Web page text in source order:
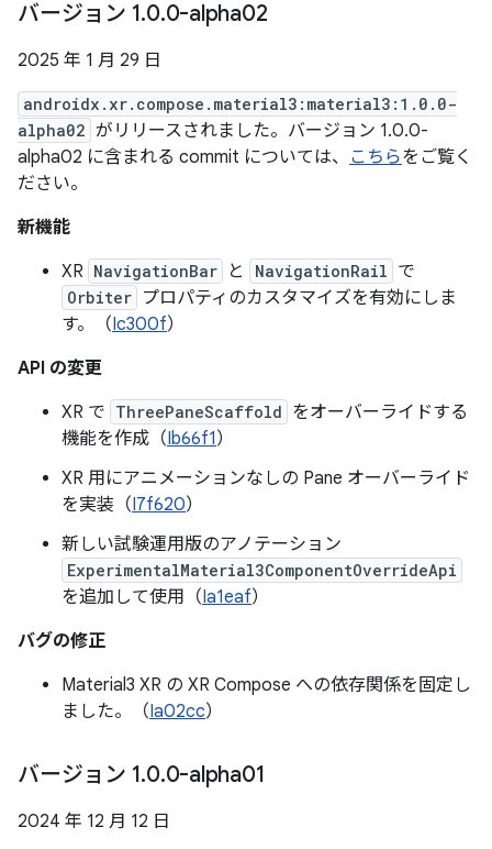
バージョン 1.0.0-alpha02
2025 年 1 月 29 日
androidx.xr.compose.material3:material3:1.0.0-
alpha02 がリリースされました。バージョン 1.0.0-
alpha02 に含まれる commit については、 こちらをご覧く
ださい。
新機能
XR NavigationBar と NavigationRail で
Orbiter プロパティのカスタマイズを有効にしま
す。（Ic300f）
API の変更
XR で ThreePaneScaffold をオーバーライドする
機能を作成（Ib66f1）
XR 用にアニメーションなしの Pane オーバーライド
を実装（I7f620）
新しい試験運用版のアノテーション
ExperimentalMaterial3ComponentOverrideApi
を追加して使用（Ia1eaf）
バグの修正
Material3 XR の XR Compose への依存関係を固定し
ました。（Ia02cc）
バージョン 1.0.0-alpha01
2024 年 12 月 12 日